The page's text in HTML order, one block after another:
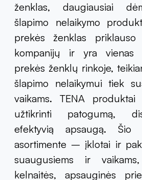
ženklas, daugiausiai
šlapimo nelaikymo
prekės ženklas priklauso
kompanijų ir yra vienas
prekės ženklų rinkoje,
šlapimo nelaikymui tiek
vaikams. TENA
užtikrinti patogumą,
efektyvią apsaugą. Šio
asortimente – įklotai ir
suaugusiems ir vaikams,
kelnaitės, apsauginės